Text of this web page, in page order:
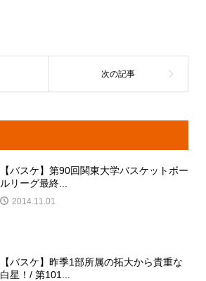
【バスケ】第90回関東大学バスケットボー
ルリーグ最終...
2014.11.01
【バスケ】昨季1部所属の拓大から貴重な
白星！/ 第101...